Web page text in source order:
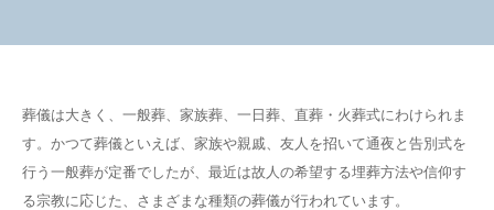
葬儀は大きく、一般葬、家族葬、一日葬、直葬・火葬式にわけられま
す。かつて葬儀といえば、家族や親戚、友人を招いて通夜と告別式を
行う一般葬が定番でしたが、最近は故人の希望する埋葬方法や信仰す
る宗教に応じた、さまざまな種類の葬儀が行われています。